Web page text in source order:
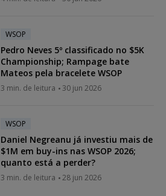
WSOP
Pedro Neves 5º classificado no $5K
Championship; Rampage bate
Mateos pela bracelete WSOP
3 min. de leitura 30 jun 2026
WSOP
Daniel Negreanu já investiu mais de
$1M em buy-ins nas WSOP 2026;
quanto está a perder?
3 min. de leitura 28 jun 2026